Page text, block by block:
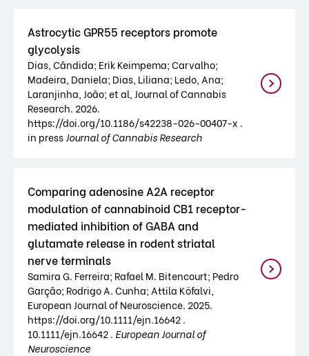
Astrocytic GPR55 receptors promote
glycolysis
Dias, Cândida; Erik Keimpema; Carvalho;
Madeira, Daniela; Dias, Liliana; Ledo, Ana;
Laranjinha, João; et al, Journal of Cannabis
Research. 2026.
https://doi.org/10.1186/s42238-026-00407-x .
in press Journal of Cannabis Research
Comparing adenosine A2A receptor
modulation of cannabinoid CB1 receptor-
mediated inhibition of GABA and
glutamate release in rodent striatal
nerve terminals
Samira G. Ferreira; Rafael M. Bitencourt; Pedro
Garção; Rodrigo A. Cunha; Attila Köfalvi,
European Journal of Neuroscience. 2025.
https://doi.org/10.1111/ejn.16642 .
10.1111/ejn.16642 . European Journal of
Neuroscience